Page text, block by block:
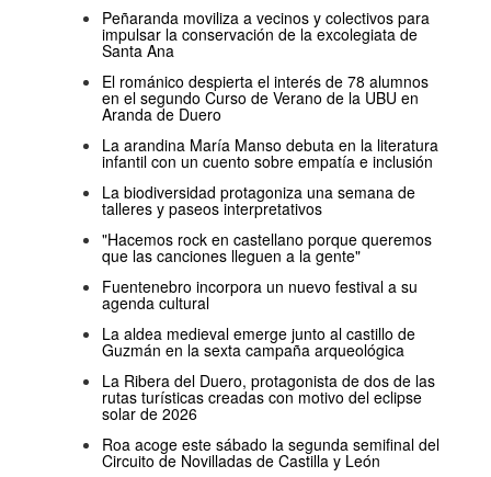
Peñaranda moviliza a vecinos y colectivos para
impulsar la conservación de la excolegiata de
Santa Ana
El románico despierta el interés de 78 alumnos
en el segundo Curso de Verano de la UBU en
Aranda de Duero
La arandina María Manso debuta en la literatura
infantil con un cuento sobre empatía e inclusión
La biodiversidad protagoniza una semana de
talleres y paseos interpretativos
"Hacemos rock en castellano porque queremos
que las canciones lleguen a la gente"
Fuentenebro incorpora un nuevo festival a su
agenda cultural
La aldea medieval emerge junto al castillo de
Guzmán en la sexta campaña arqueológica
La Ribera del Duero, protagonista de dos de las
rutas turísticas creadas con motivo del eclipse
solar de 2026
Roa acoge este sábado la segunda semifinal del
Circuito de Novilladas de Castilla y León